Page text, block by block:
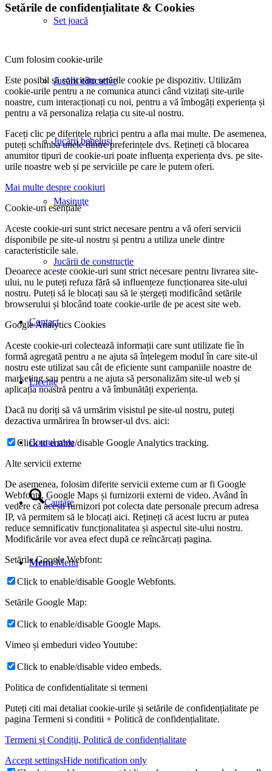
Set joacă
Jucării educative
Jucării bebeluşi
Maşinuţe
Jucării de construcţie
Contact
Licențe
Contul meu
Cautare
Menu Menu
Setările de confidențialitate & Cookies
Cum folosim cookie-urile
Este posibil să solicităm setările cookie pe dispozitiv. Utilizăm
cookie-urile pentru a ne comunica atunci când vizitați site-urile
noastre, cum interacționați cu noi, pentru a vă îmbogăți experiența și
pentru a vă personaliza relația cu site-ul nostru.
Faceți clic pe diferitele rubrici pentru a afla mai multe. De asemenea,
puteți schimba unele dintre preferințele dvs. Rețineți că blocarea
anumitor tipuri de cookie-uri poate influența experiența dvs. pe site-
urile noastre web și pe serviciile pe care le putem oferi.
Mai multe despre cookiuri
Cookie-uri esențiale
Aceste cookie-uri sunt strict necesare pentru a vă oferi servicii
disponibile pe site-ul nostru și pentru a utiliza unele dintre
caracteristicile sale.
Deoarece aceste cookie-uri sunt strict necesare pentru livrarea site-
ului, nu le puteți refuza fără să influențeze funcționarea site-ului
nostru. Puteți să le blocați sau să le ștergeți modificând setările
browserului și blocând toate cookie-urile de pe acest site web.
Google Analytics Cookies
Aceste cookie-uri colectează informații care sunt utilizate fie în
formă agregată pentru a ne ajuta să înțelegem modul în care site-ul
nostru este utilizat sau cât de eficiente sunt campaniile noastre de
marketing sau pentru a ne ajuta să personalizăm site-ul web și
aplicația noastră pentru a vă îmbunătăți experiența.
Dacă nu doriți să vă urmărim visistul pe site-ul nostru, puteți
dezactiva urmărirea în browser-ul dvs. aici:
Click to enable/disable Google Analytics tracking.
Alte servicii externe
De asemenea, folosim diferite servicii externe cum ar fi Google
Webfonts, Google Maps și furnizorii externi de video. Având în
vedere că acești furnizori pot colecta date personale precum adresa
IP, vă permitem să le blocați aici. Rețineți că acest lucru ar putea
reduce semnificativ funcționalitatea și aspectul site-ului nostru.
Modificările vor avea efect după ce reîncărcați pagina.
Setările Google Webfont:
Click to enable/disable Google Webfonts.
Setările Google Map:
Click to enable/disable Google Maps.
Vimeo și embeduri video Youtube:
Click to enable/disable video embeds.
Politica de confidentialitate si termeni
Puteți citi mai detaliat cookie-urile și setările de confidențialitate pe
pagina Termeni si conditii + Politică de confidențialitate.
Termeni și Condiții, Politică de confidențialitate
Accept settingsHide notification only